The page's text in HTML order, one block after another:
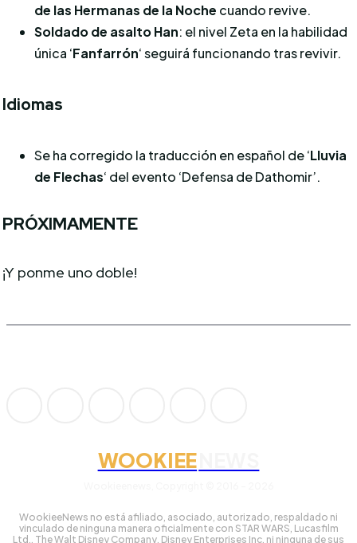
de las Hermanas de la Noche cuando revive.
Soldado de asalto Han: el nivel Zeta en la habilidad
única ‘Fanfarrón‘ seguirá funcionando tras revivir.
Idiomas
Se ha corregido la traducción en español de ‘Lluvia
de Flechas‘ del evento ‘Defensa de Dathomir’.
PRÓXIMAMENTE
¡Y ponme uno doble!
WOOKIEE
WookieeNews no está afiliado, asociado, autorizado, respaldado ni
vinculado de ninguna manera oficialmente con STAR WARS, Lucasfilm
Ltd., The Walt Disney Company, Disney Enterprises Inc. ni ninguna de sus